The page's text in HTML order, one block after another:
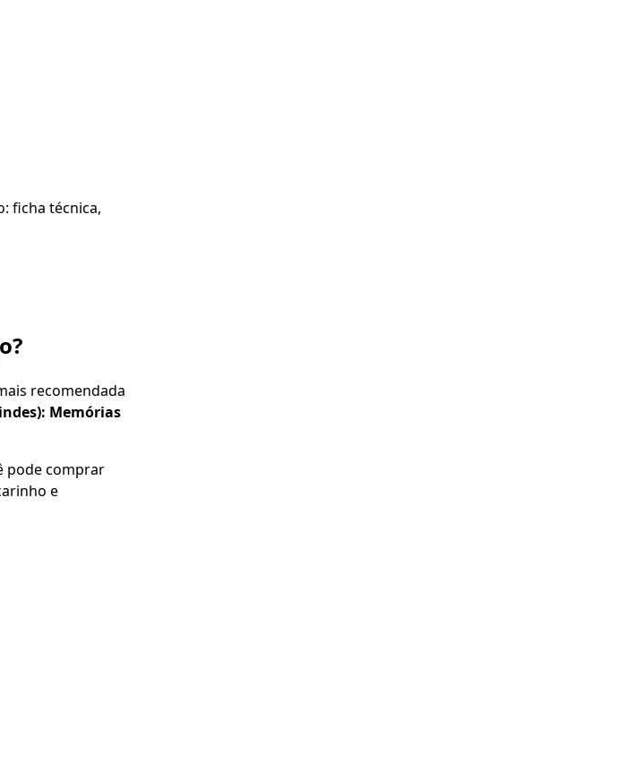
ficha técnica,
recomendada
Memórias
pode comprar
e